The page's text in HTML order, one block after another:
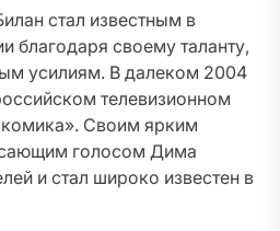
стал известным в
благодаря своему таланту,
усилиям. В далеком 2004
телевизионном
Своим ярким
голосом Дима
и стал широко известен в